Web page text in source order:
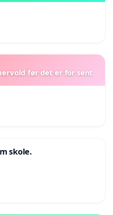
før det er for sent
skole.